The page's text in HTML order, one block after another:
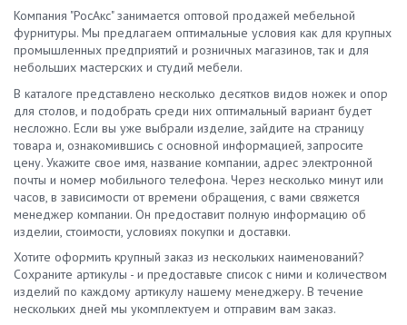
Компания "РосАкс" занимается оптовой продажей мебельной
фурнитуры. Мы предлагаем оптимальные условия как для крупных
промышленных предприятий и розничных магазинов, так и для
небольших мастерских и студий мебели.
В каталоге представлено несколько десятков видов ножек и опор
для столов, и подобрать среди них оптимальный вариант будет
несложно. Если вы уже выбрали изделие, зайдите на страницу
товара и, ознакомившись с основной информацией, запросите
цену. Укажите свое имя, название компании, адрес электронной
почты и номер мобильного телефона. Через несколько минут или
часов, в зависимости от времени обращения, с вами свяжется
менеджер компании. Он предоставит полную информацию об
изделии, стоимости, условиях покупки и доставки.
Хотите оформить крупный заказ из нескольких наименований?
Сохраните артикулы - и предоставьте список с ними и количеством
изделий по каждому артикулу нашему менеджеру. В течение
нескольких дней мы укомплектуем и отправим вам заказ.